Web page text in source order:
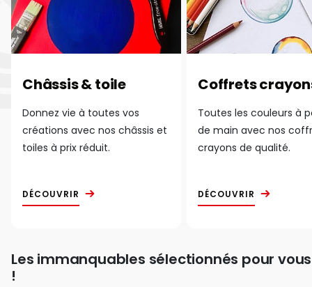
Châssis & toile
Donnez vie à toutes vos
créations avec nos châssis et
toiles à prix réduit.
DÉCOUVRIR
Coffrets
Toutes les couleurs à
de main avec nos
crayons de qualité.
DÉCOUVRIR
Les immanquables sélectionnés pour vous
!